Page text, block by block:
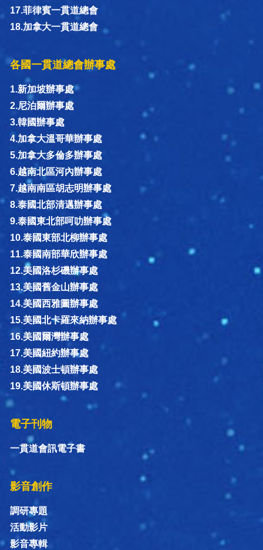
17.菲律賓一貫道總會
18.加拿大一貫道總會
各國一貫道總會辦事處
1.新加坡辦事處
2.尼泊爾辦事處
3.韓國辦事處
4.加拿大溫哥華辦事處
5.加拿大多倫多辦事處
6.越南北區河內辦事處
7.越南南區胡志明辦事處
8.泰國北部清邁辦事處
9.泰國東北部呵叻辦事處
10.泰國東部北柳辦事處
11.泰國南部華欣辦事處
12.美國洛杉磯辦事處
13.美國舊金山辦事處
14.美國西雅圖辦事處
15.美國北卡羅來納辦事處
16.美國爾灣辦事處
17.美國紐約辦事處
18.美國波士頓辦事處
19.美國休斯頓辦事處
電子刊物
一貫道會訊電子書
影音創作
調研專題
活動影片
影音專輯